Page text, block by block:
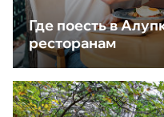
Где поесть в
ресторанам